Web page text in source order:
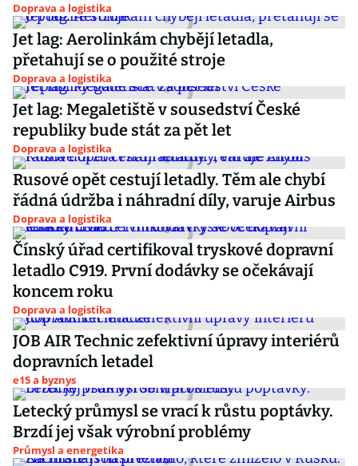
Doprava a logistika
Jet lag: Aerolinkám chybějí letadla,
přetahují se o použité stroje
Doprava a logistika
Jet lag: Megaletiště v sousedství České
republiky bude stát za pět let
Doprava a logistika
Rusové opět cestují letadly. Těm ale chybí
řádná údržba i náhradní díly, varuje Airbus
Doprava a logistika
Čínský úřad certifikoval tryskové dopravní
letadlo C919. První dodávky se očekávají
koncem roku
Doprava a logistika
JOB AIR Technic zefektivní úpravy interiérů
dopravních letadel
e15 a byznys
Letecký průmysl se vrací k růstu poptávky.
Brzdí jej však výrobní problémy
Průmysl a energetika